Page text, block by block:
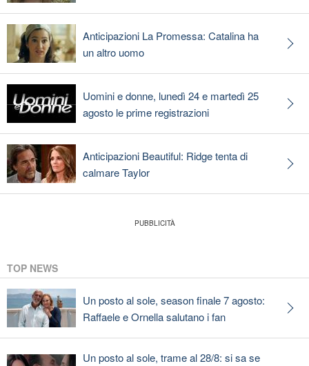
Anticipazioni La Promessa: Catalina ha
un altro uomo
Uomini e donne, lunedì 24 e martedì 25
agosto le prime registrazioni
Anticipazioni Beautiful: Ridge tenta di
calmare Taylor
TOP NEWS
Un posto al sole, season finale 7 agosto:
Raffaele e Ornella salutano i fan
Un posto al sole, trame al 28/8: si sa se